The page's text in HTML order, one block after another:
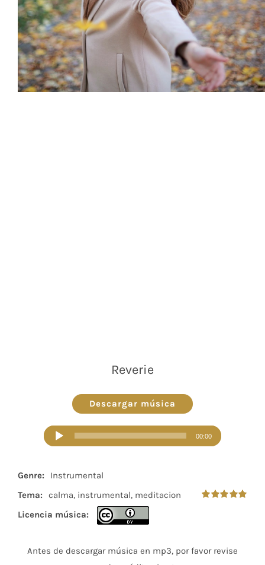
Reverie
Descargar música
Reproductor
de
00:00
Genre:
Instrumental
Tema:
calma, instrumental, meditacion
Licencia música:
Antes de descargar música en mp3, por favor revise